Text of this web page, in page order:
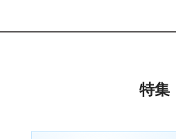
特集